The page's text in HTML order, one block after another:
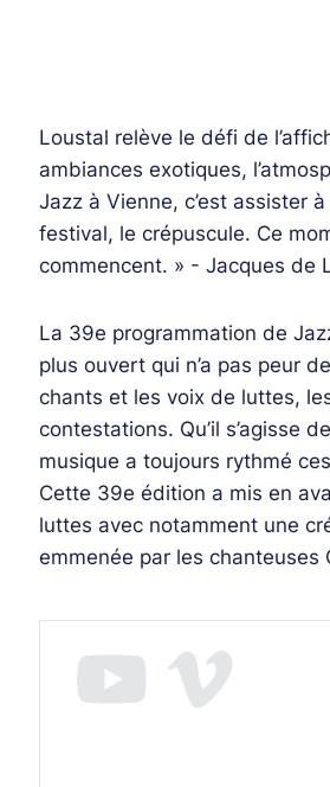
Loustal relève le défi de
ambiances exotiques,
Jazz à Vienne, c’est assister
festival, le crépuscule. Ce
commencent. » - Jacques de
La 39e programmation de
plus ouvert qui n’a pas peur
chants et les voix de luttes,
contestations. Qu’il s’agisse
musique a toujours rythmé
Cette 39e édition a mis en
luttes avec notamment une
emmenée par les chanteuses